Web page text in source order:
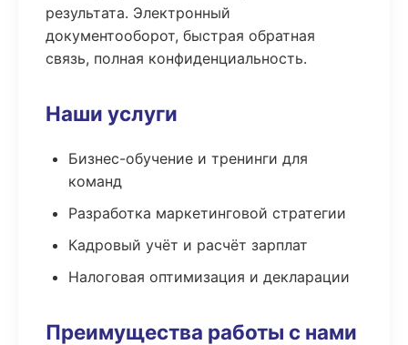
результата. Электронный
документооборот, быстрая обратная
связь, полная конфиденциальность.
Наши услуги
Бизнес-обучение и тренинги для
команд
Разработка маркетинговой стратегии
Кадровый учёт и расчёт зарплат
Налоговая оптимизация и декларации
Преимущества работы с нами